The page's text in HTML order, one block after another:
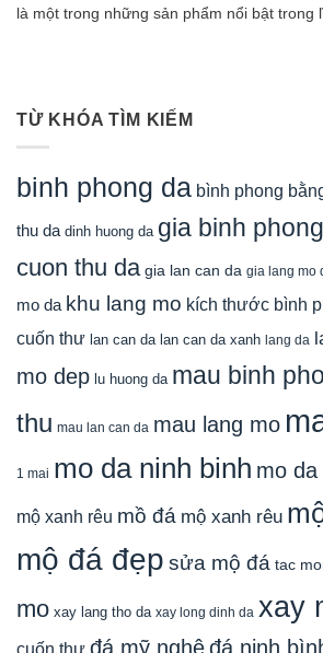
là một trong những sản phẩm nổi bật trong
TỪ KHÓA TÌM KIẾM
binh phong da bình phong
thu da dinh huong da gia binh
cuon thu da gia lan can da gia lang mo
mo da khu lang mo kích thước bình
cuốn thư lan can da lan can da xanh lang da
mo dep lu huong da mau binh
thu mau lan can da mau lang mo
1 mai mo da ninh binh mo da
mộ xanh rêu mồ đá mộ xanh rêu
mộ đá đẹp sửa mộ đá tac
mo xay lang tho da xay long dinh da xay
cuốn thư đá mỹ nghệđá ninh